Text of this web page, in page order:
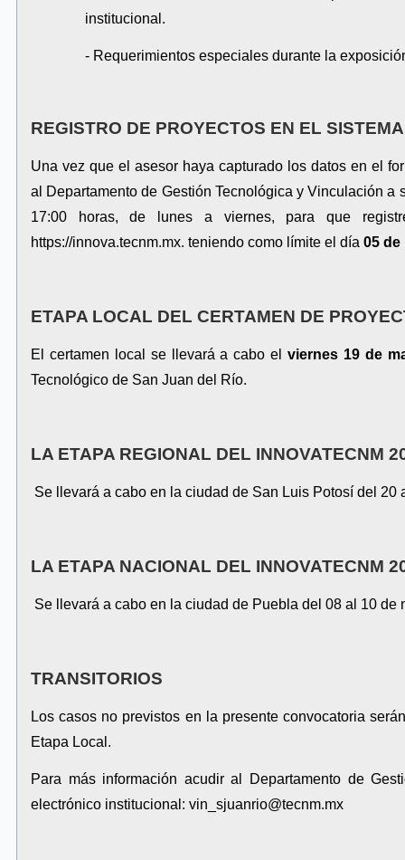
institucional.
- Requerimientos especiales durante la
REGISTRO DE PROYECTOS EN EL
Una vez que el asesor haya capturado los datos en el
al Departamento de Gestión Tecnológica y Vinculación a
17:00 horas, de lunes a viernes, para que
https://innova.tecnm.mx. teniendo como límite el día 05 de
ETAPA LOCAL DEL CERTAMEN DE
El certamen local se llevará a cabo elviernes 19 de
Tecnológico de San Juan del Río.
LA ETAPA REGIONAL DEL INNOVATECNM
Se llevará a cabo en la ciudad de San Luis Potosí del 20
LA ETAPA NACIONAL DEL INNOVATECNM
Se llevará a cabo en la ciudad de Puebla del 08 al 10 de
TRANSITORIOS
Los casos no previstos en la presente convocatoria
Etapa Local.
Para más información acudir al Departamento de
electrónico institucional: vin_sjuanrio@tecnm.mx